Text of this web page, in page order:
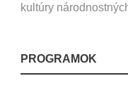
kultúry
PROGRAMOK